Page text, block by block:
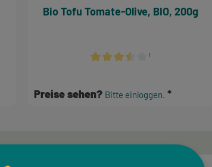
¹
Bio Tofu Tomate-Olive, BIO, 200g
Preise sehen? Bitte einloggen.